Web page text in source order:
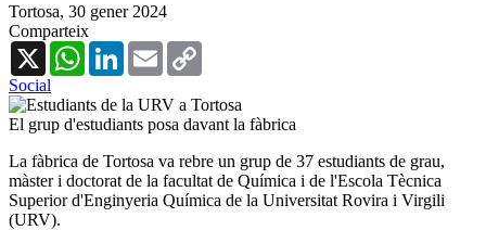
Tortosa, 30 gener 2024
Comparteix
X
WhatsAppLinkedInEmail
Social
El grup d'estudiants posa davant la fàbrica
La fàbrica de Tortosa va rebre un grup de 37 estudiants de grau,
màster i doctorat de la facultat de Química i de l'Escola Tècnica
Superior d'Enginyeria Química de la Universitat Rovira i Virgili
(URV).